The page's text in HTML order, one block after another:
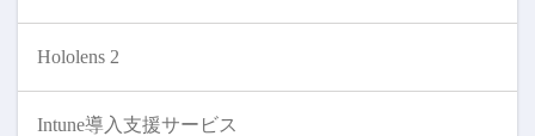
Hololens 2
Intune導入支援サービス